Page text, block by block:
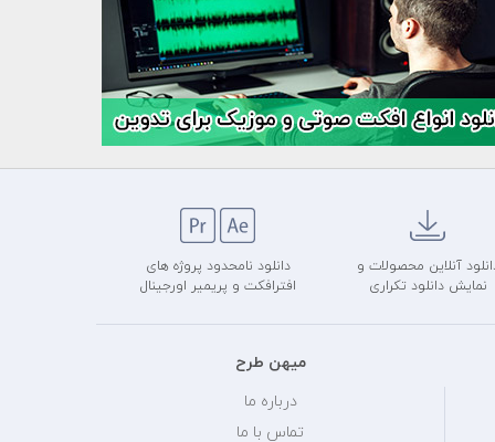
آنلاین محصولات و
نمایش دانلود تکراری
دانلود نامحدود پروژه های
افترافکت و پریمیر اورجینال
میهن طرح
درباره ما
تماس با ما